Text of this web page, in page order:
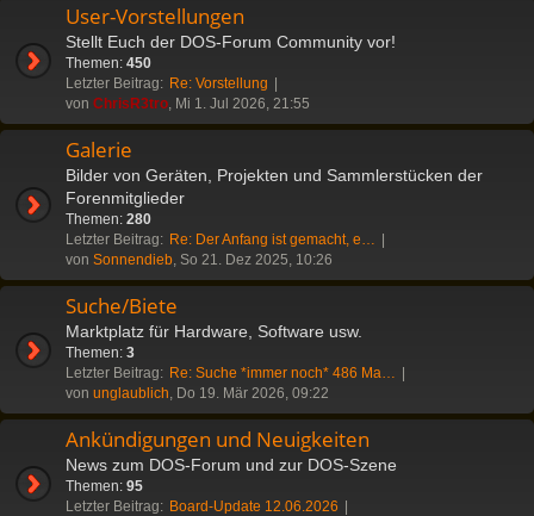
User-Vorstellungen
Stellt Euch der DOS-Forum Community vor!
Themen: 450
Letzter Beitrag: Re: Vorstellung
von ChrisR3tro, Mi 1. Jul 2026, 21:55
Galerie
Bilder von Geräten, Projekten und Sammlerstücken der
Forenmitglieder
Themen: 280
Letzter Beitrag: Re: Der Anfang ist gemacht, e…
von Sonnendieb, So 21. Dez 2025, 10:26
Suche/Biete
Marktplatz für Hardware, Software usw.
Themen: 3
Letzter Beitrag: Re: Suche *immer noch* 486 Ma…
von unglaublich, Do 19. Mär 2026, 09:22
Ankündigungen und Neuigkeiten
News zum DOS-Forum und zur DOS-Szene
Themen: 95
Letzter Beitrag: Board-Update 12.06.2026